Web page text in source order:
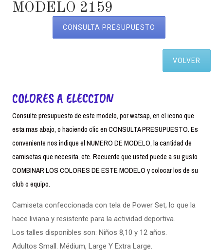
MODELO 2159
CONSULTA PRESUPUESTO
VOLVER
COLORES A ELECCION
Consulte presupuesto de este modelo, por watsap, en el icono que
esta mas abajo, o haciendo clic en CONSULTA PRESUPUESTO. Es
conveniente nos indique el NUMERO DE MODELO, la cantidad de
camisetas que necesita, etc. Recuerde que usted puede a su gusto
COMBINAR LOS COLORES DE ESTE MODELO y colocar los de su
club o equipo.
Camiseta confeccionada con tela de Power Set, lo que la
hace liviana y resistente para la actividad deportiva.
Los talles disponibles son: Niños 8,10 y 12 años.
Adultos Small. Médium, Large Y Extra Large.